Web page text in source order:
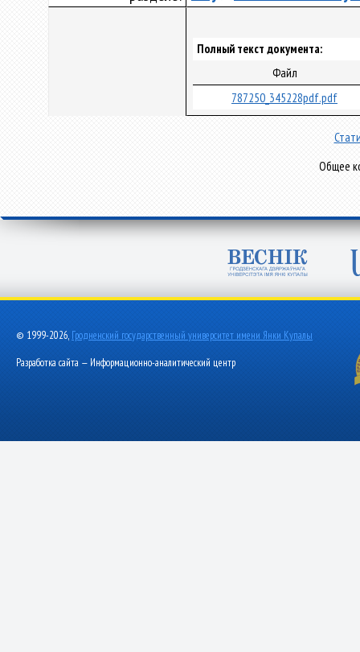
Полный текст документа:
Файл
787250_345228pdf.pdf
Общее
© 1999-2026, Гродненский государственный университет имени Янки Купалы
Разработка сайта — Информационно-аналитический центр